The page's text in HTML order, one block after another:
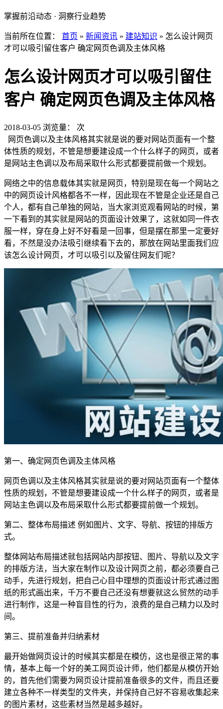
掌握前沿动态 · 洞察行业趋势
当前所在位置： 首页 » 新闻资讯 » 建站知识 » 怎么设计网页
才可以吸引留住客户 确定网页色调及主体风格
怎么设计网页才可以吸引留住
客户 确定网页色调及主体风格
2018-03-05 浏览量：
次
网页色调以及主体风格其实就是说的要对网站页面有一个整
体性质的规划，不管是想要建设成一个什么样子的网页，或者
是网站主色调以及布局采取什么形式都要提前做一个规划。
网络之中的信息载体其实就是网页，特别是现在每一个网站之
中的网页设计风格都各不一样，因此现在不管是企业还是自己
个人，都有自己单独的网站，当大家浏览观看网站的时候，第
一下看到的其实就是网站的页面设计效果了，这就如同一件衣
服一样，穿在身上好不好看是一回事，但是摆在那里一定要好
看，不然是没办法吸引继续看下去的，那放在网站里面我们应
该怎么设计网页，才可以吸引以及留住网友们呢？
第一、确定网页色调及主体风格
网页色调以及主体风格其实就是说的要对网站页面有一个整体
性质的规划，不管是想要建设成一个什么样子的网页，或者是
网站主色调以及布局采取什么形式都要提前做一个规划。
第二、整体布局描述 例如图片、文字、导航、按钮的排版方
式。
整体网站布局描述就包括网站内部按钮、图片、导航以及文字
的排版方法，当大家在制作以及设计网页之前，都必须要自己
动手，先进行规划，把自己心目中理想的页面设计形式通过图
纸的形式画出来，千万不要自己还没有想要就这么贸然的动手
进行制作，这是一种盲目性的行为，浪费的是自己精力以及时
间。
第三、提前准备并归纳素材
最开始做网页设计的时候其实都是在模仿，这也是很正常的事
情，基本上每一个好的美工网页设计师，他们都是从模仿开始
的，首先他们需要为网页设计提前准备很多的文件，而且还要
建立各种不一样类型的文件夹，并保持自己好不容易收集起来
的图片素材，这些素材当然是越多越好。